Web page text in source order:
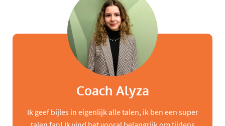
Coach Alyza
Ik geef bijles in eigenlijk alle talen, ik ben een super